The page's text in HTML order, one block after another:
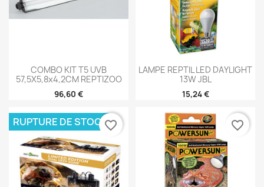
COMBO KIT T5 UVB
57,5X5,8x4,2CM REPTIZOO
96,60 €
LAMPE REPTIL LED DAYLIGHT
13W JBL
15,24 €
RUPTURE DE STOCKfavorite_border favorite_border